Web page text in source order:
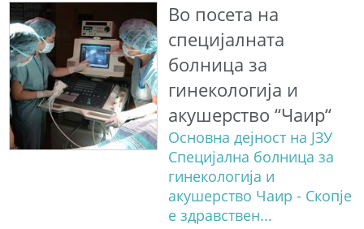
Во посета на
специјалната
болница за
гинекологија и
акушерство “Чаир“
Основна дејност на ЈЗУ
Специјална болница за
гинекологија и
акушерство Чаир - Скопје
е здравствен...